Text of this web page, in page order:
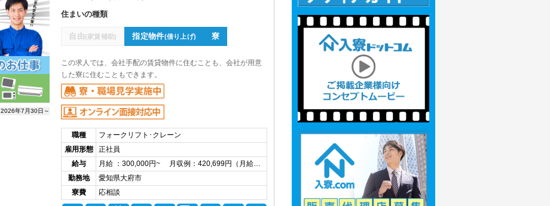
年7月30日～
住まいの種類
自由(家賃補助) 指定物件(借り上げ) 寮
この求人では、会社手配の賃貸物件に住むことも、会社が用意
した寮に住むこともできます。
職種
フォークリフト･クレーン
雇用形態
正社員
給与
月給 ：300,000円~ 月収例：420,699円（月給…
勤務地
愛知県大府市
寮費
応相談